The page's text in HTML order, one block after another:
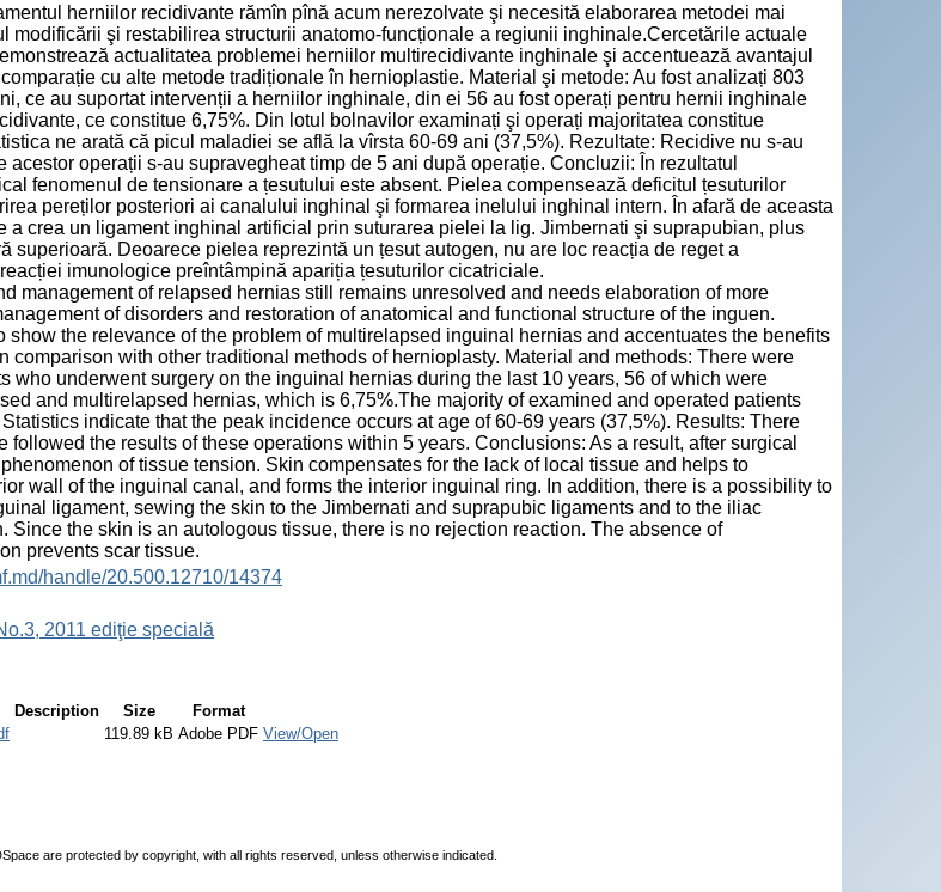
herniilor recidivante rămîn pînă acum nerezolvate şi necesită elaborarea metodei mai
modificării şi restabilirea structurii anatomo-funcționale a regiunii inghinale.Cercetările actuale
actualitatea problemei herniilor multirecidivante inghinale şi accentuează avantajul
cu alte metode tradiționale în hernioplastie. Material şi metode: Au fost analizați 803
ce au suportat intervenții a herniilor inghinale, din ei 56 au fost operați pentru hernii inghinale
ce constitue 6,75%. Din lotul bolnavilor examinați şi operați majoritatea constitue
ne arată că picul maladiei se află la vîrsta 60-69 ani (37,5%). Rezultate: Recidive nu s-au
acestor operații s-au supravegheat timp de 5 ani după operație. Concluzii: În rezultatul
fenomenul de tensionare a țesutului este absent. Pielea compensează deficitul țesuturilor
pereților posteriori ai canalului inghinal şi formarea inelului inghinal intern. În afară de aceasta
a crea un ligament inghinal artificial prin suturarea pielei la lig. Jimbernati şi suprapubian, plus
superioară. Deoarece pielea reprezintă un țesut autogen, nu are loc reacția de reget a
imunologice preîntâmpină apariția țesuturilor cicatriciale.
management of relapsed hernias still remains unresolved and needs elaboration of more
of disorders and restoration of anatomical and functional structure of the inguen.
show the relevance of the problem of multirelapsed inguinal hernias and accentuates the benefits
comparison with other traditional methods of hernioplasty. Material and methods: There were
who underwent surgery on the inguinal hernias during the last 10 years, 56 of which were
and multirelapsed hernias, which is 6,75%.The majority of examined and operated patients
indicate that the peak incidence occurs at age of 60-69 years (37,5%). Results: There
followed the results of these operations within 5 years. Conclusions: As a result, after surgical
of tissue tension. Skin compensates for the lack of local tissue and helps to
wall of the inguinal canal, and forms the interior inguinal ring. In addition, there is a possibility to
ligament, sewing the skin to the Jimbernati and suprapubic ligaments and to the iliac
Since the skin is an autologous tissue, there is no rejection reaction. The absence of
prevents scar tissue.
handle/20.500.12710/14374
2011 ediţie specială
Description Size
Format
119.89 kB Adobe PDF View/Open
are protected by copyright, with all rights reserved, unless otherwise indicated.